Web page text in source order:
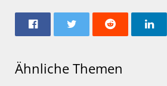
Ähnliche Themen